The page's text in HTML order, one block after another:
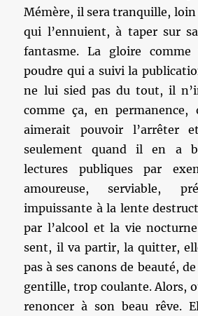
Mémère, il sera tranquille, loin
qui l’ennuient, à taper sur
fantasme. La gloire
poudre qui a suivi la
ne lui sied pas du tout, il
comme ça, en
aimerait pouvoir l’arrêter
seulement quand il en a
lectures publiques par
amoureuse, serviable,
impuissante à la lente
par l’alcool et la vie
sent, il va partir, la quitter,
pas à ses canons de beauté,
gentille, trop coulante. Alors,
renoncer à son beau rêve.